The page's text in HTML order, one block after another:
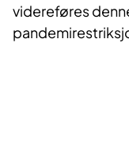
videreføres